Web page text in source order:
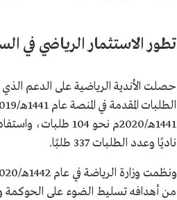
تطور الاستثمار الرياضي في
حصلت الأندية الرياضية على الدعم
ناديًا وعدد الطلبات 337 طلبًا.
من أهدافه تسليط الضوء على الحوكمة